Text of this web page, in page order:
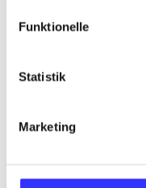
Funktionelle
Statistik
Marketing
...
...
...
...